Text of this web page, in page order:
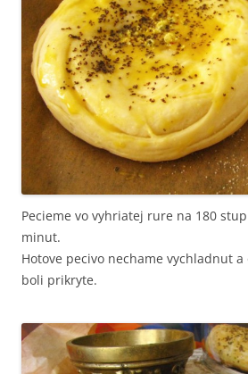
Pecieme vo vyhriatej rure na 180
minut.
Hotove pecivo nechame vychladnut
boli prikryte.